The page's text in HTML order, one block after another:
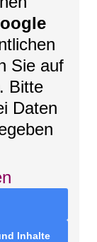
Sie auf
Bitte
Daten
Inhalte